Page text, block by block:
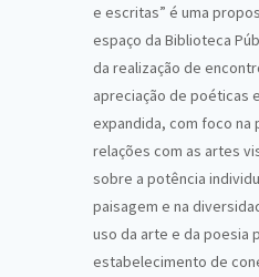
e escritas” é uma
espaço da Biblioteca
da realização de
apreciação de poéticas
expandida, com foco na
relações com as artes
sobre a potência
paisagem e na
uso da arte e da poesia
estabelecimento de